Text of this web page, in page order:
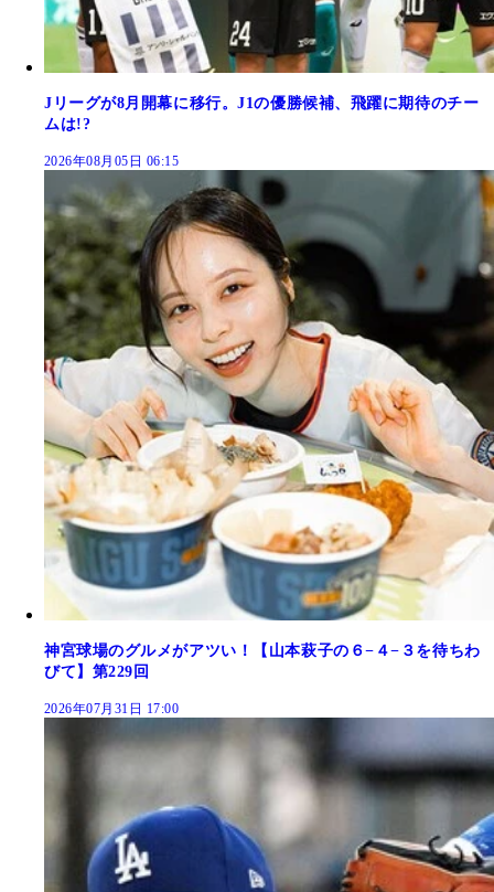
Jリーグが8月開幕に移行。J1の優勝候補、飛躍に期待のチー
ムは!?
2026年08月05日 06:15
神宮球場のグルメがアツい！【山本萩子の６−４−３を待ちわ
びて】第229回
2026年07月31日 17:00